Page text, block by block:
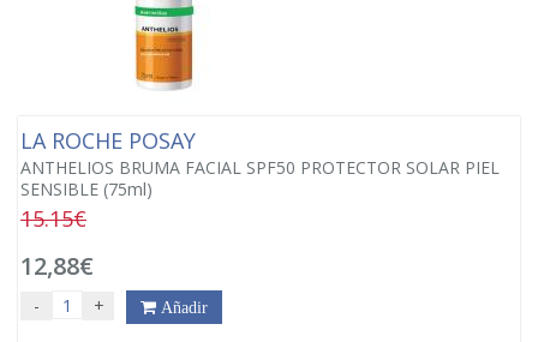
LA ROCHE POSAY
ANTHELIOS BRUMA FACIAL SPF50 PROTECTOR SOLAR PIEL
SENSIBLE (75ml)
15.15€
12,88€
- + Añadir